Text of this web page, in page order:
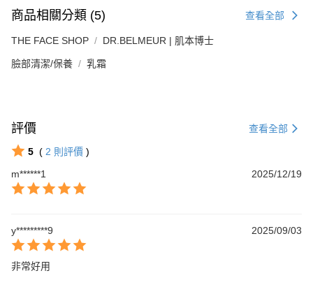
商品相關分類 (5) 查看全部
THE FACE SHOP DR.BELMEUR | 肌本博士
臉部清潔/保養 乳霜
評價 查看全部
5 ( 2 則評價 )
m******1
2025/12/19
y*********9 2025/09/03
非常好用